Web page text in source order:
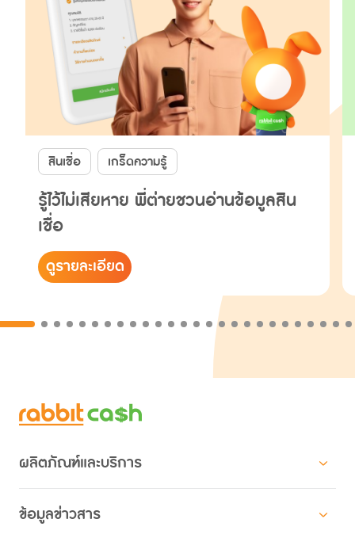
สินเชื่อ เกร็ดความรู้
รู้ไว้ไม่เสียหาย พี่ต่ายชวนอ่านข้อมูลสิน
เชื่อ
ดูรายละเอียด
ผลิตภัณฑ์และบริการ
สินเชื่อแรบบิทแคช ผ่อนตามใจ
ข้อมูลข่าวสาร